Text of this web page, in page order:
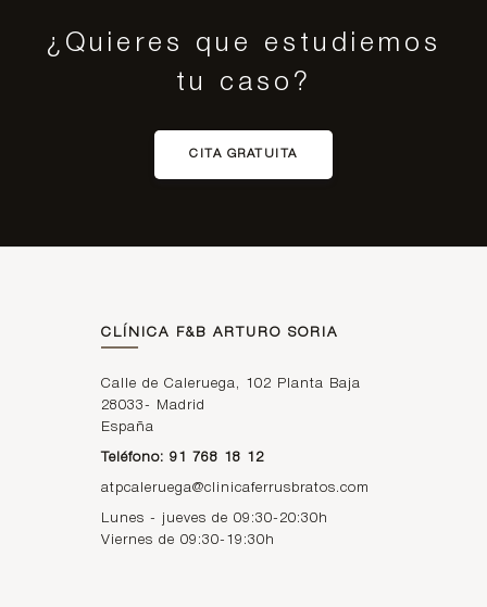
¿Quieres que estudiemos
tu caso?
CITA GRATUITA
CLÍNICA F&B ARTURO SORIA
Calle de Caleruega, 102 Planta Baja
28033-
Madrid
España
Teléfono: 91 768 18 12
atpcaleruega@clinicaferrusbratos.com
Lunes - jueves de 09:30-20:30h
Viernes de 09:30-19:30h